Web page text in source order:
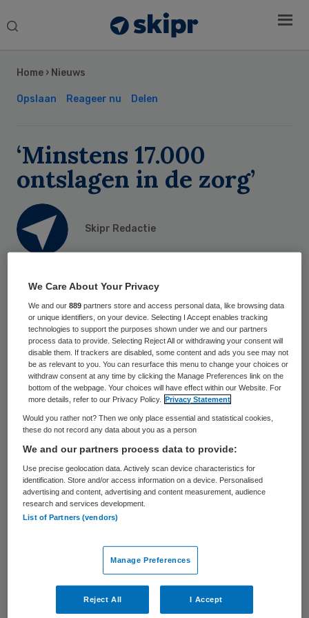
Search
Home › Nieuws
Opslaan Reageer nu Delen
‘Minstens 17.000
ontslagen in de zorg’
Skipr Redactie
24 keer gelezen
Minstens 17.000 vaste banen in de
thuiszorg en ouderzorg zijn het afgelopen
jaar verloren gegaan. Dat blijkt uit een
onderzoek naar bijna driehonderd
FNV en het AD hebben die verslagen
geanalyseerd.
Jan de Vries, directeur van Actiz, de
organisatie van zorgondernemers, zegt in
moesten sluiten door de forse
bezuinigingen van het kabinet. Maar ook
gemeenten hebben schuld aan de
ontslaggolf. “Er zijn in sommige gemeenten
Sidebar
We Care About Your Privacy
We and our889 partners store and access personal data, like browsing data
or unique identifiers, on your device. Selecting I Accept enables tracking
technologies to support the purposes shown under we and our partners
process data to provide. Selecting Reject All or withdrawing your consent will
disable them. If trackers are disabled, some content and ads you see may not
be as relevant to you. You can resurface this menu to change your choices or
withdraw consent at any time by clicking the Manage Preferences link on the
bottom of the webpage. Your choices will have effect within our Website. For
more details, refer to our Privacy Policy.
Privacy Statement
Would you rather not? Then we only place essential and statistical cookies,
these do not record any data about you as a person
We and our partners process data to provide:
Use precise geolocation data. Actively scan device characteristics for
identification. Store and/or access information on a device. Personalised
advertising and content, advertising and content measurement, audience
research and services development.
List of Partners (vendors)
Manage Preferences
Reject All I Accept